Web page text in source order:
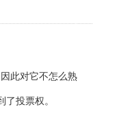
此对它不怎么熟
投票权。